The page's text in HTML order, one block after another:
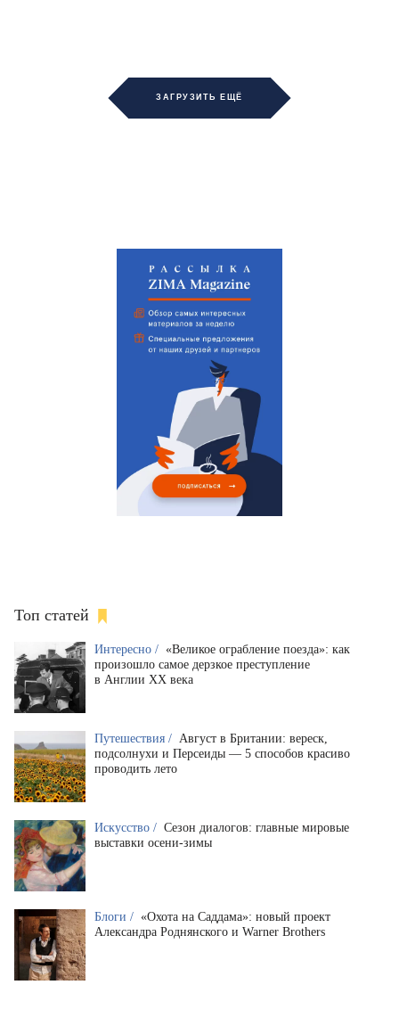
ЗАГРУЗИТЬ ЕЩЁ
Топ статей
Интересно / «Великое ограбление поезда»: как
произошло самое дерзкое преступление
в Англии XX века
Путешествия / Август в Британии: вереск,
подсолнухи и Персеиды — 5 способов красиво
проводить лето
Искусство / Сезон диалогов: главные мировые
выставки осени-зимы
Блоги / «Охота на Саддама»: новый проект
Александра Роднянского и Warner Brothers